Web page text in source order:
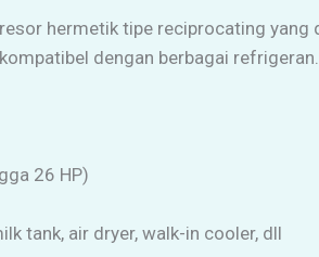
hermetik tipe reciprocating yang
dengan berbagai refrigeran.
26 HP)
tank, air dryer, walk-in cooler, dll